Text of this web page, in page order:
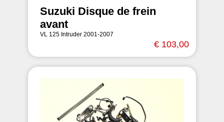
Suzuki Disque de frein
avant
VL 125 Intruder 2001-2007
€ 103,00